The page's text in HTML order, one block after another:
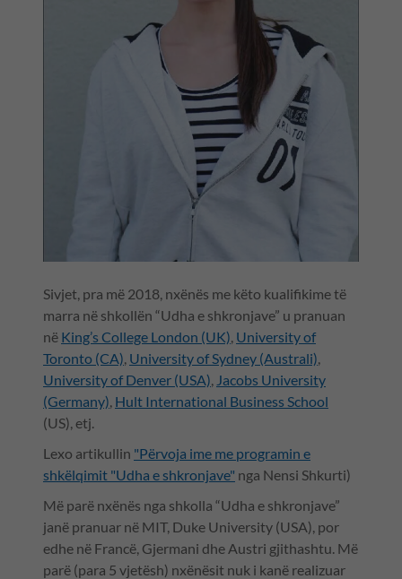
Sivjet, pra më 2018, nxënës me këto kualifikime të
marra në shkollën “Udha e shkronjave” u pranuan
në King’s College London (UK) University of
Toronto (CA) University of Sydney (Australi)
University of Denver (USA) Jacobs University
(Germany) Hult International Business School
(US), etj.
Lexo artikullin "Përvoja ime me programin e
shkëlqimit "Udha e shkronjave" nga Nensi Shkurti)
Më parë nxënës nga shkolla “Udha e shkronjave”
janë pranuar në MIT, Duke University (USA), por
edhe në Francë, Gjermani dhe Austri gjithashtu. Më
parë (para 5 vjetësh) nxënësit nuk i kanë realizuar